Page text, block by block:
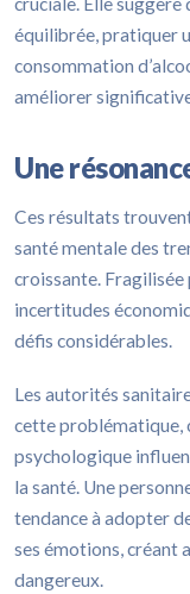
équilibrée, pratiquer
consommation
améliorer
Une
Ces résultats
santé mentale des
croissante.
incertitudes
défis considérables.
Les autorités
cette problématique,
psychologique
la santé. Une
tendance à adopter
ses émotions, créant
dangereux.